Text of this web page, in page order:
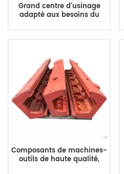
Grand centre d'usinage
adapté aux besoins du
Composants de machines-
outils de haute qualité,
colonne de lit, grandes